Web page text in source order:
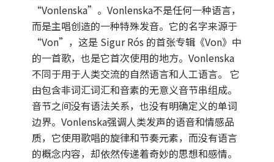
“Vonlenska”。Vonlenska不是任何一种语言，
而是主唱创造的一种特殊发音。它的名字来源于
“Von”，这是 Sigur Rós 的首张专辑《Von》中
的一首歌，也是它首次使用的地方。Vonlenska
不同于用于人类交流的自然语言和人工语言。 它
由包含非词汇词汇和音素的无意义音节串组成。
音节之间没有语法关系，也没有明确定义的单词
边界。Vonlenska强调人类发声的语音和情感品
质，它使用歌唱的旋律和节奏元素，而没有语言
的概念内容，却依然传递着奇妙的思想和感情。